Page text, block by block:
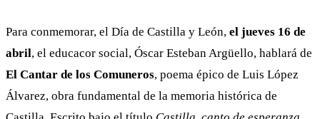
Para conmemorar, el Día de Castilla y León, el jueves 16 de
abril, el educacor social, Óscar Esteban Argüello, hablará de
El Cantar de los Comuneros, poema épico de Luis López
Álvarez, obra fundamental de la memoria histórica de